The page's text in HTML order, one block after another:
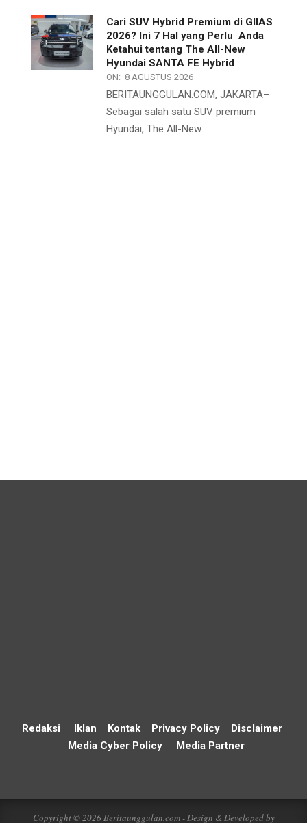
Cari SUV Hybrid Premium di GIIAS
2026? Ini 7 Hal yang Perlu Anda
Ketahui tentang The All-New
Hyundai SANTA FE Hybrid
ON: 8 AGUSTUS 2026
BERITAUNGGULAN.COM, JAKARTA–
Sebagai salah satu SUV premium
Hyundai, The All-New
Redaksi Iklan Kontak Privacy Policy
Disclaimer
Media Cyber Policy
Media Partner
Copyright © 2026 Beritaunggulan.com - Design & Developed by